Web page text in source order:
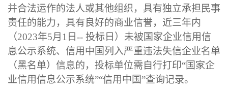
并合法运作的法人或其他组织，具有独立承担民事
责任的能力，具有良好的商业信誉，近三年内
（2023年5月 1 日-- 投标日 ）未被国家企业信用信
息公示系统、 信用中国列入严重违法失信企业名单
（黑名单）信息的，投标单位需自行打印“国家企
业信用信息公示系统”“信用中国”查询记录。